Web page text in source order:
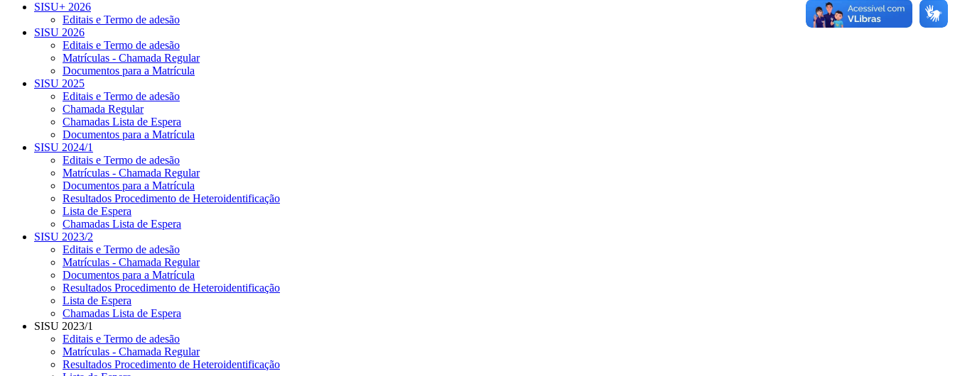
SISU+ 2026
Editais e Termo de adesão
SISU 2026
Editais e Termo de adesão
Matrículas - Chamada Regular
Documentos para a Matrícula
SISU 2025
Editais e Termo de adesão
Chamada Regular
Chamadas Lista de Espera
Documentos para a Matrícula
SISU 2024/1
Editais e Termo de adesão
Matrículas - Chamada Regular
Documentos para a Matrícula
Resultados Procedimento de Heteroidentificação
Lista de Espera
Chamadas Lista de Espera
SISU 2023/2
Editais e Termo de adesão
Matrículas - Chamada Regular
Documentos para a Matrícula
Resultados Procedimento de Heteroidentificação
Lista de Espera
Chamadas Lista de Espera
SISU 2023/1
Editais e Termo de adesão
Matrículas - Chamada Regular
Resultados Procedimento de Heteroidentificação